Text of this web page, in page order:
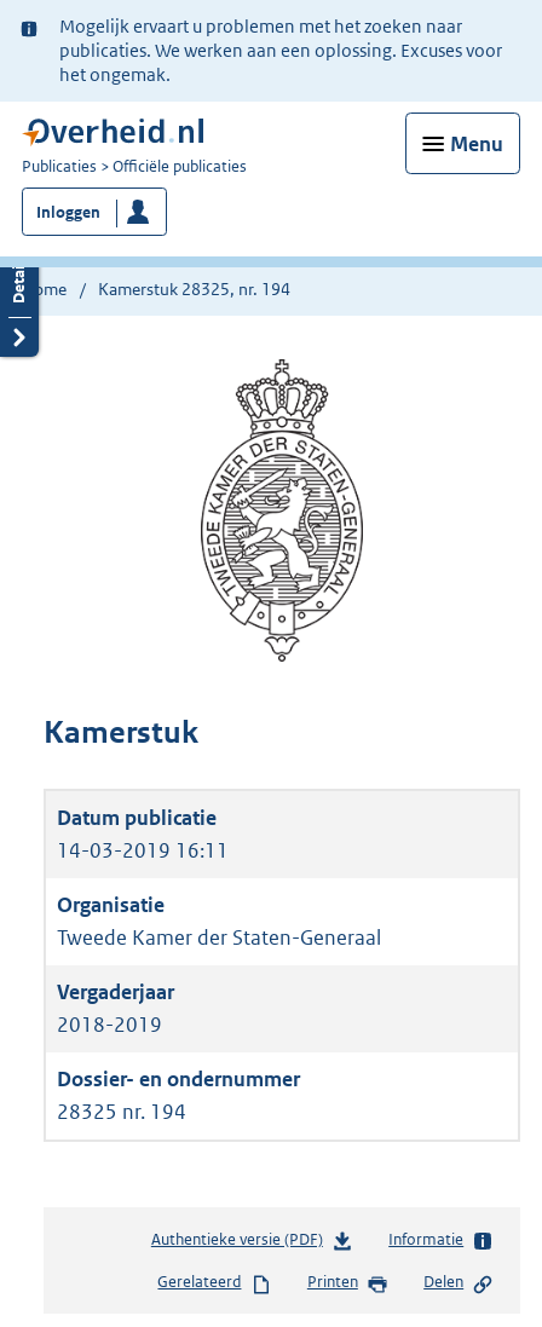
Ter
informatie:
Mogelijk ervaart u problemen met het zoeken naar
publicaties. We werken aan een oplossing. Excuses voor
het ongemak.
Menu
U
bent
nu
hier:
Publicaties Officiële publicaties
Inloggen
Home Kamerstuk 28325, nr. 194
Kamerstuk
14-03-2019 16:11
Tweede Kamer der Staten-Generaal
2018-2019
28325 nr. 194
Authentieke versie (PDF)b
s
Informatie
Gerelateerd Printen Delen